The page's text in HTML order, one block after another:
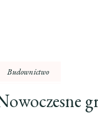
Budownictwo